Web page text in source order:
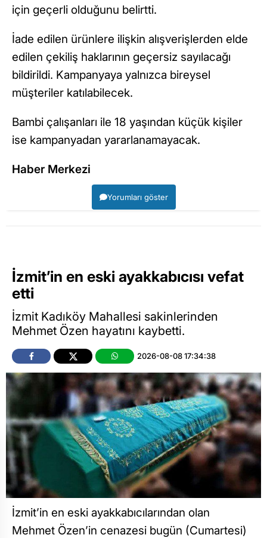
için geçerli olduğunu belirtti.
İade edilen ürünlere ilişkin alışverişlerden elde
edilen çekiliş haklarının geçersiz sayılacağı
bildirildi. Kampanyaya yalnızca bireysel
müşteriler katılabilecek.
Bambi çalışanları ile 18 yaşından küçük kişiler
ise kampanyadan yararlanamayacak.
Haber Merkezi
Yorumları göster
İzmit’in en eski ayakkabıcısı vefat
etti
İzmit Kadıköy Mahallesi sakinlerinden
Mehmet Özen hayatını kaybetti.
2026-08-08 17:34:38
İzmit’in en eski ayakkabıcılarından olan
Mehmet Özen’in cenazesi bugün (Cumartesi)